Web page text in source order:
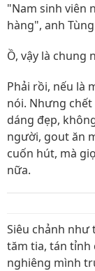
"Nam sinh viên
hàng", anh
Ồ, vậy là chung
Phải rồi, nếu là
nói. Nhưng
dáng đẹp,
người, gout ăn
cuốn hút, mà
nữa.
Siêu chảnh như
tăm tia, tán tỉnh
nghiêng mình